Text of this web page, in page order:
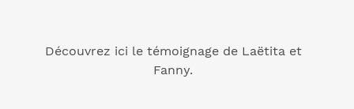
Découvrez ici le témoignage de Laëtita et
Fanny.